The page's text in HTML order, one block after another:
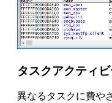
タスクアクティ
異なるタスクに費や